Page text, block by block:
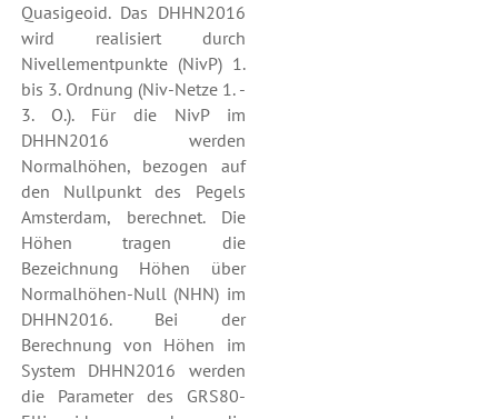
Quasigeoid. Das DHHN2016
wird realisiert durch
Nivellementpunkte (NivP) 1.
bis 3. Ordnung (Niv-Netze 1. -
3. O.). Für die NivP im
DHHN2016 werden
Normalhöhen, bezogen auf
den Nullpunkt des Pegels
Amsterdam, berechnet. Die
Höhen tragen die
Bezeichnung Höhen über
Normalhöhen-Null (NHN) im
DHHN2016. Bei der
Berechnung von Höhen im
System DHHN2016 werden
die Parameter des GRS80-